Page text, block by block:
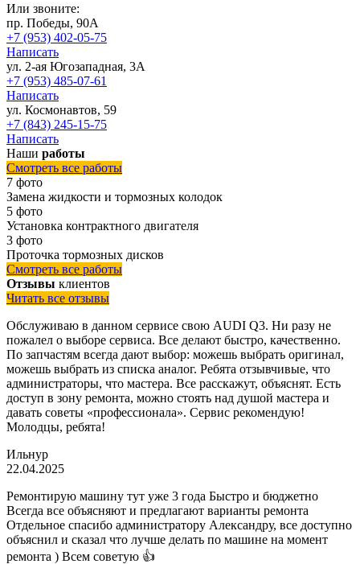
Или звоните:
пр. Победы, 90А
+7 (953) 402-05-75
Написать
ул. 2-ая Югозападная, 3А
+7 (953) 485-07-61
Написать
ул. Космонавтов, 59
+7 (843) 245-15-75
Написать
Наши работы
Смотреть все работы
7 фото
Замена жидкости и тормозных колодок
5 фото
Установка контрактного двигателя
3 фото
Проточка тормозных дисков
Смотреть все работы
Отзывы клиентов
Читать все отзывы
Обслуживаю в данном сервисе свою AUDI Q3. Ни разу не
пожалел о выборе сервиса. Все делают быстро, качественно.
По запчастям всегда дают выбор: можешь выбрать оригинал,
можешь выбрать из списка аналог. Ребята отзывчивые, что
администраторы, что мастера. Все расскажут, объяснят. Есть
доступ в зону ремонта, можно стоять над душой мастера и
давать советы «профессионала». Сервис рекомендую!
Молодцы, ребята!
Ильнур
22.04.2025
Ремонтирую машину тут уже 3 года Быстро и бюджетно
Всегда все объясняют и предлагают варианты ремонта
Отдельное спасибо администратору Александру, все доступно
объяснил и сказал что лучше делать по машине на момент
ремонта ) Всем советую 👍